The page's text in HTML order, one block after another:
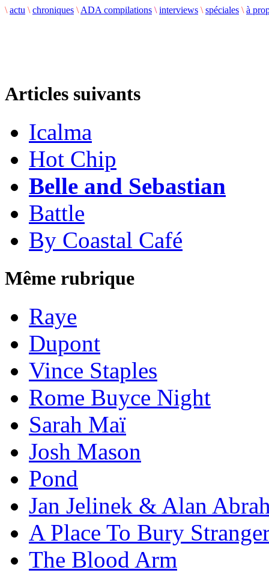
\ actu \ chroniques \ ADA compilations \ interviews \ spéciales \ à
Articles suivants
Icalma
Hot Chip
Belle and Sebastian
Battle
By Coastal Café
Même rubrique
Raye
Dupont
Vince Staples
Rome Buyce Night
Sarah Maï
Josh Mason
Pond
Jan Jelinek & Alan
A Place To Bury
The Blood Arm